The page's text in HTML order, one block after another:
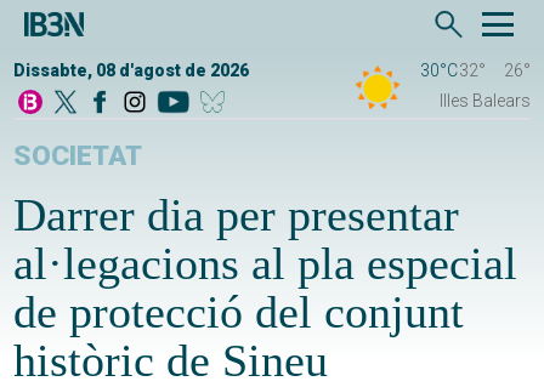
Dissabte, 08 d'agost de 2026 30°C32°
26°
Illes Balears
SOCIETAT
Darrer dia per presentar
al·legacions al pla especial
de protecció del conjunt
històric de Sineu